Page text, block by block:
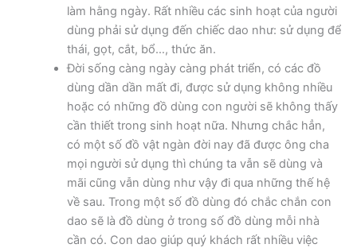
làm hằng ngày. Rất nhiều các sinh hoạt của người
dùng phải sử dụng đến chiếc dao như: sử dụng để
thái, gọt, cắt, bổ…, thức ăn.
Đời sống càng ngày càng phát triển, có các đồ
dùng dần dần mất đi, được sử dụng không nhiều
hoặc có những đồ dùng con người sẽ không thấy
cần thiết trong sinh hoạt nữa. Nhưng chắc hẳn,
có một số đồ vật ngàn đời nay đã được ông cha
mọi người sử dụng thì chúng ta vẫn sẽ dùng và
mãi cũng vẫn dùng như vậy đi qua những thế hệ
về sau. Trong một số đồ dùng đó chắc chắn con
dao sẽ là đồ dùng ở trong số đồ dùng mỗi nhà
cần có. Con dao giúp quý khách rất nhiều việc